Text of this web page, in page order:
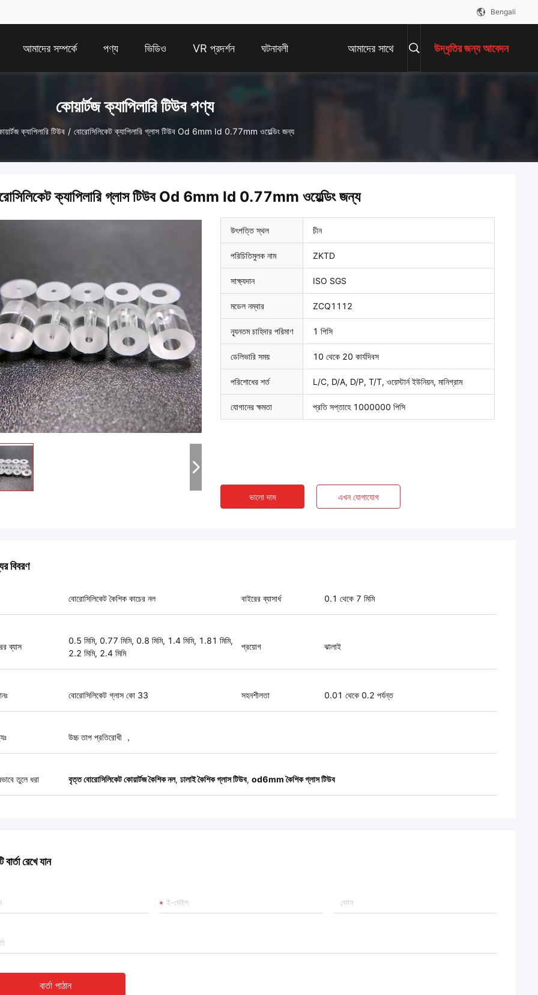
Bengali
আমাদের সম্পর্কে পণ্য ভিডিও VR প্রদর্শন ঘটনাবলী আমাদের সাথে উদ্ধৃতির জন্য আবেদন
কোয়ার্টজ ক্যাপিলারি টিউব পণ্য
ক্যাপিলারি টিউব / বোরোসিলিকেট ক্যাপিলারি গ্লাস টিউব Od 6mm Id 0.77mm ওয়েল্ডিং জন্য
ক্যাপিলারি গ্লাস টিউব Od 6mm Id 0.77mm ওয়েল্ডিং জন্য
উৎপত্তি স্থল চীন
পরিচিতিমুলক নাম ZKTD
সাক্ষ্যদান ISO SGS
মডেল নম্বার ZCQ1112
ন্যূনতম চাহিদার পরিমাণ 1 পিসি
ডেলিভারি সময় 10 থেকে 20 কার্যদিবস
পরিশোধের শর্ত L/C, D/A, D/P, T/T, ওয়েস্টার্ন ইউনিয়ন, মানিগ্রাম
যোগানের ক্ষমতা প্রতি সপ্তাহে 1000000 পিসি
ভালো দাম এখন যোগাযোগ
বিবরণ
বোরোসিলিকেট কৈশিক কাচের নল বাইরের ব্যাসার্ধ 0.1 থেকে 7 মিমি
ব্যাস
0.5 মিমি, 0.77 মিমি, 0.8 মিমি, 1.4 মিমি, 1.81 মিমি,
2.2 মিমি, 2.4 মিমি
প্রয়োগ ঝালাই
বোরোসিলিকেট গ্লাস কো 33 সহনশীলতা 0.01 থেকে 0.2 পর্যন্ত
উচ্চ তাপ প্রতিরোধী ，
তুলে ধরা বৃত্ত বোরোসিলিকেট কোয়ার্টজ কৈশিক নল, ঢালাই কৈশিক গ্লাস টিউব, od6mm কৈশিক গ্লাস টিউব
বার্তা রেখে যান
বার্তা পাঠান